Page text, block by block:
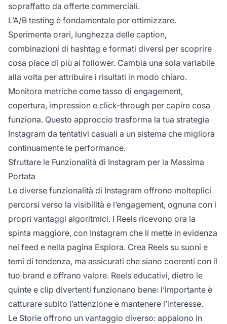
sopraffatto da offerte commerciali.
L’A/B testing è fondamentale per ottimizzare.
Sperimenta orari, lunghezza delle caption,
combinazioni di hashtag e formati diversi per scoprire
cosa piace di più ai follower. Cambia una sola variabile
alla volta per attribuire i risultati in modo chiaro.
Monitora metriche come tasso di engagement,
copertura, impression e click-through per capire cosa
funziona. Questo approccio trasforma la tua strategia
Instagram da tentativi casuali a un sistema che migliora
continuamente le performance.
Sfruttare le Funzionalità di Instagram per la Massima
Portata
Le diverse funzionalità di Instagram offrono molteplici
percorsi verso la visibilità e l’engagement, ognuna con i
propri vantaggi algoritmici. I Reels ricevono ora la
spinta maggiore, con Instagram che li mette in evidenza
nei feed e nella pagina Esplora. Crea Reels su suoni e
temi di tendenza, ma assicurati che siano coerenti con il
tuo brand e offrano valore. Reels educativi, dietro le
quinte e clip divertenti funzionano bene: l’importante è
catturare subito l’attenzione e mantenere l’interesse.
Le Storie offrono un vantaggio diverso: appaiono in